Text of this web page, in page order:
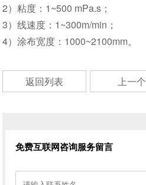
2）粘度：1~500 mPa.s；
3）线速度：1~300m/min；
4）涂布宽度：1000~2100mm。
返回列表 上一个
免费互联网咨询服务留言